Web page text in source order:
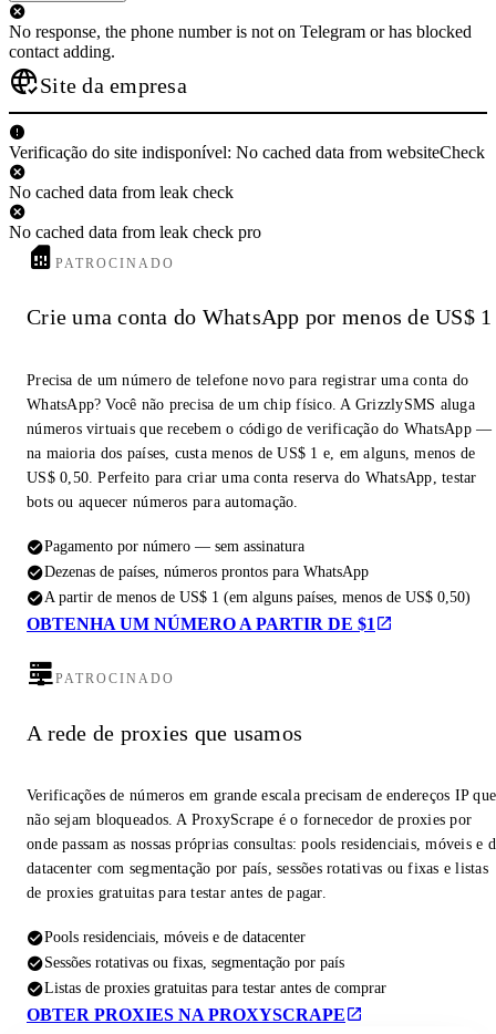
No response, the phone number is not on Telegram or has blocked
contact adding.
Site da empresa
Verificação do site indisponível: No cached data from websiteCheck
No cached data from leak check
No cached data from leak check pro
PATROCINADO
Crie uma conta do WhatsApp por menos de US$ 1
Precisa de um número de telefone novo para registrar uma conta do
WhatsApp? Você não precisa de um chip físico. A GrizzlySMS aluga
números virtuais que recebem o código de verificação do WhatsApp —
na maioria dos países, custa menos de US$ 1 e, em alguns, menos de
US$ 0,50. Perfeito para criar uma conta reserva do WhatsApp, testar
bots ou aquecer números para automação.
Pagamento por número — sem assinatura
Dezenas de países, números prontos para WhatsApp
A partir de menos de US$ 1 (em alguns países, menos de US$ 0,50)
OBTENHA UM NÚMERO A PARTIR DE $1
PATROCINADO
A rede de proxies que usamos
Verificações de números em grande escala precisam de endereços IP que
não sejam bloqueados. A ProxyScrape é o fornecedor de proxies por
onde passam as nossas próprias consultas: pools residenciais, móveis e
datacenter com segmentação por país, sessões rotativas ou fixas e listas
de proxies gratuitas para testar antes de pagar.
Pools residenciais, móveis e de datacenter
Sessões rotativas ou fixas, segmentação por país
Listas de proxies gratuitas para testar antes de comprar
OBTER PROXIES NA PROXYSCRAPE